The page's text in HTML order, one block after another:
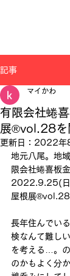
記事
有限会社蜷
展®︎vol.28を
マイかわ
更新日： 2022年
地元八尾。地
限会社蜷喜板
2022.9.25(日
屋根展®︎vol.28
長年住んでい
検なんて難し
を考える…。
のかもよく分